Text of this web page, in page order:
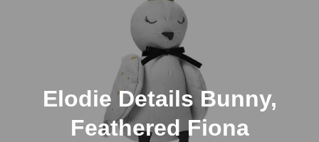
Elodie Details Bunny,
Feathered Fiona